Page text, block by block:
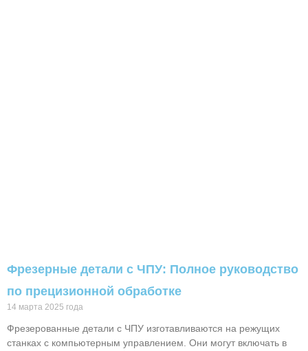
Фрезерные детали с ЧПУ: Полное руководство
по прецизионной обработке
14 марта 2025 года
Фрезерованные детали с ЧПУ изготавливаются на режущих
станках с компьютерным управлением. Они могут включать в